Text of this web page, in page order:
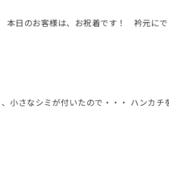
日のお客様は、お祝着です！ 衿元に
さなシミが付いたので・・・ ハンカ